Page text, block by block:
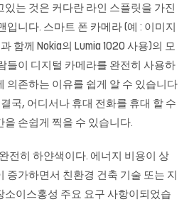
있는 것은 커다란 라인 스플릿을 가진
입니다. 스마트 폰 카메라 (예 : 이미지
함께 Nokia의 Lumia 1020 사용)의 모
들이 디지털 카메라를 완전히 사용하
의존하는 이유를 쉽게 알 수 있습니다
국, 어디서나 휴대 전화를 휴대 할 수
손쉽게 찍을 수 있습니다.
전히 하얀색이다. 에너지 비용이 상
증가하면서 친환경 건축 기술 또는 지
소이스홍성 주요 요구 사항이되었습